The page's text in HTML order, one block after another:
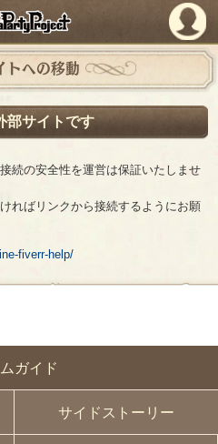
PandoraPartyProject
ガイド
サイドストーリー
トへの移動
部サイトです
続の安全性を運営は保証いたしませ
ればリンクから接続するようにお願
fiverr-help/